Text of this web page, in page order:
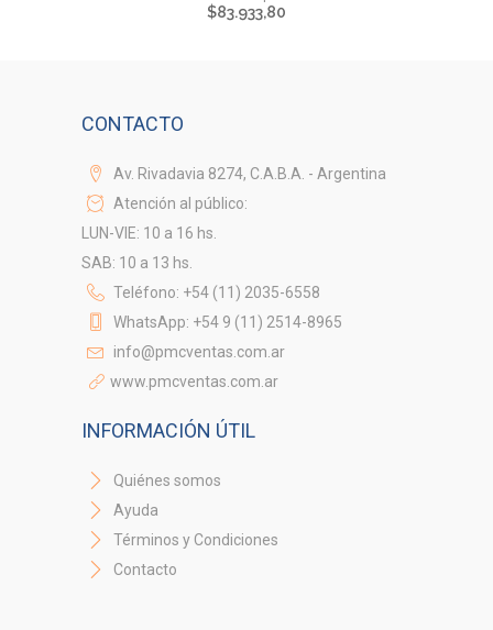
$83.933,80
CONTACTO
Av. Rivadavia 8274, C.A.B.A. - Argentina
Atención al público:
LUN-VIE: 10 a 16 hs.
SAB: 10 a 13 hs.
Teléfono: +54 (11) 2035-6558
WhatsApp: +54 9 (11) 2514-8965
info@pmcventas.com.ar
www.pmcventas.com.ar
INFORMACIÓN ÚTIL
Quiénes somos
Ayuda
Términos y Condiciones
Contacto